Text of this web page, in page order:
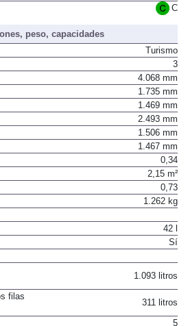
Euro 6
peso, capacidades
Turismo
3
4.068 mm
1.735 mm
1.469 mm
2.493 mm
1.506 mm
1.467 mm
0,34
2,15 m²
0,73
42 l
filas